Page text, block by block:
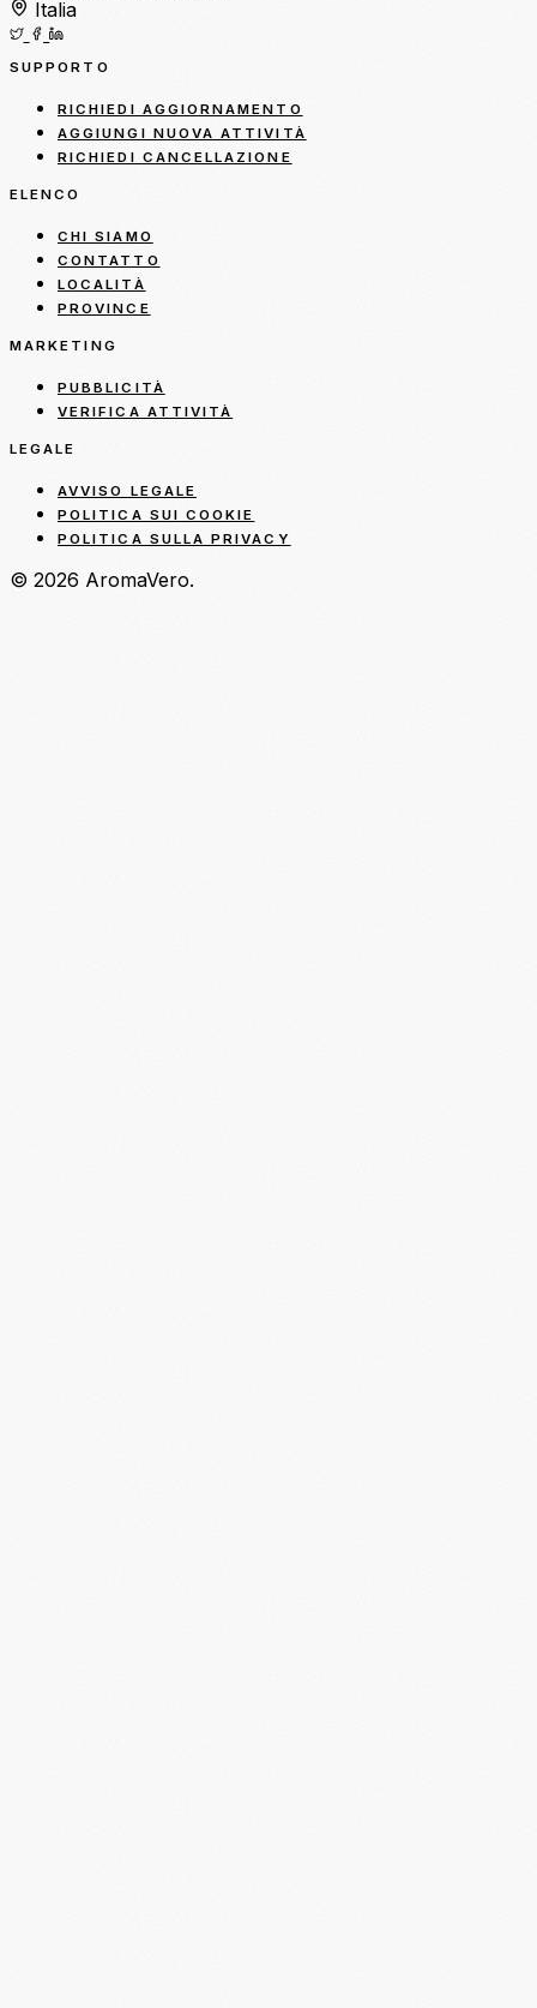
Italia
SUPPORTO
RICHIEDI AGGIORNAMENTO
AGGIUNGI NUOVA ATTIVITÀ
RICHIEDI CANCELLAZIONE
ELENCO
CHI SIAMO
CONTATTO
LOCALITÀ
PROVINCE
MARKETING
PUBBLICITÀ
VERIFICA ATTIVITÀ
LEGALE
AVVISO LEGALE
POLITICA SUI COOKIE
POLITICA SULLA PRIVACY
© 2026 AromaVero.